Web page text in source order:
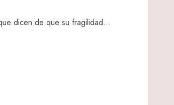
dicen de que su fragilidad...